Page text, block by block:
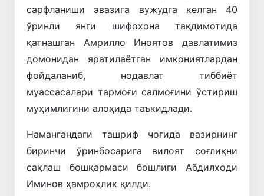
сарфланиши эвазига вужудга келган 40
ўринли янги шифохона тақдимотида
қатнашган Амрилло Иноятов давлатимиз
домонидан яратилаётган имкониятлардан
фойдаланиб, нодавлат тиббиёт
муассасалари тармоғи салмоғини ўстириш
муҳимлигини алоҳида таъкидлади.
Намангандаги ташриф чоғида вазирнинг
биринчи ўринбосарига вилоят соғлиқни
сақлаш бошқармаси бошлиғи Абдилходи
Иминов ҳамроҳлик қилди.